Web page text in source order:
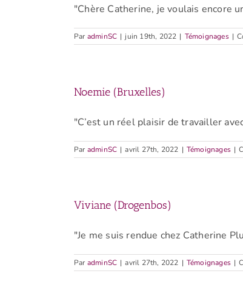
"Chère Catherine, je voulais encore
Par adminSC | juin 19th, 2022 | Témoignages |
Noemie (Bruxelles)
"C’est un réel plaisir de travailler
Par adminSC | avril 27th, 2022 | Témoignages |
Viviane (Drogenbos)
"Je me suis rendue chez Catherine
Par adminSC | avril 27th, 2022 | Témoignages |